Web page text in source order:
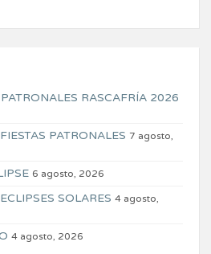
RASCAFRÍA 2026
PATRONALES 7 agosto,
6 agosto, 2026
SOLARES 4 agosto,
4 agosto, 2026